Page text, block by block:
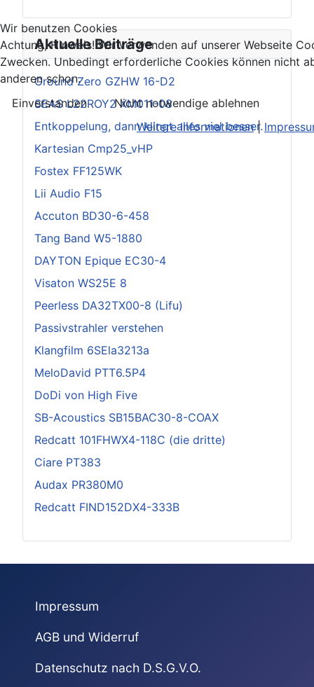
Aktuelle Beiträge
Ground Zero GZHW 16-D2
SEAS L22ROY2 XM011-08
Entkoppelung, dann klingt alles viel besser.
Kartesian Cmp25_vHP
Fostex FF125WK
Lii Audio F15
Accuton BD30-6-458
Tang Band W5-1880
DAYTON Epique EC30-4
Visaton WS25E 8
Peerless DA32TX00-8 (Lifu)
Passivstrahler verstehen
Klangfilm 6SEla3213a
MeloDavid PTT6.5P4
DoDi von High Five
SB-Acoustics SB15BAC30-8-COAX
Redcatt 101FHWX4-118C (die dritte)
Ciare PT383
Audax PR380M0
Redcatt FIND152DX4-333B
Impressum
AGB und Widerruf
Datenschutz nach D.S.G.V.O.
Wir benutzen Cookies
Achtung, Hinweis! Wir verwenden auf unserer Webseite
Zwecken. Unbedingt erforderliche Cookies können nicht
anderen schon.
Einverstanden
Nicht notwendige ablehnen
Weitere Informationen|